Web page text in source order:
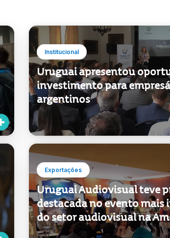
Institucional
Uruguai apresentou
investimento para
argentinos
Exportações
Uruguai Audiovisual teve
destacada no evento
do setor audiovisual na